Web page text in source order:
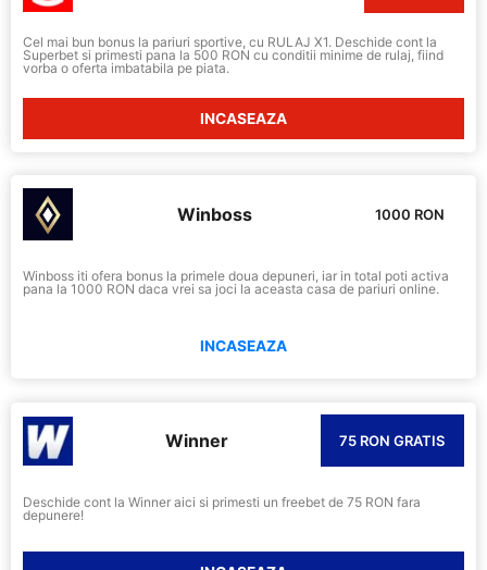
Cel mai bun bonus la pariuri sportive, cu RULAJ X1. Deschide cont la
Superbet si primesti pana la 500 RON cu conditii minime de rulaj, fiind
vorba o oferta imbatabila pe piata.
INCASEAZA
Winboss 1000 RON
Winboss iti ofera bonus la primele doua depuneri, iar in total poti activa
pana la 1000 RON daca vrei sa joci la aceasta casa de pariuri online.
INCASEAZA
Winner 75 RON GRATIS
Deschide cont la Winner aici si primesti un freebet de 75 RON fara
depunere!